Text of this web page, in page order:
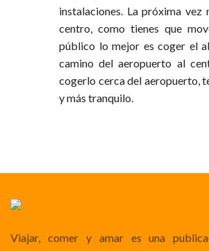
instalaciones. La próxima vez
centro, como tienes que
público lo mejor es coger el
camino del aeropuerto al
cogerlo cerca del aeropuerto,
y más tranquilo.
Viajar, comer y amar es una